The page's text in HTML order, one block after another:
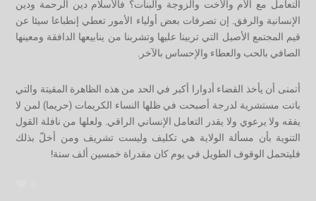
التعامل مع الأم والأخت والزوجة والبنات؟ فالأسلام دين الرحمة ودين
الإنسانية والرفق. إن تصرفات بعض أولياء الأمور تعطي إنطباعا سيئا عن
قيم المجتمع الأصيل التي تربينا عليها وتشربنا من ينابيعها الدافقة ومعينها
الصافي بالحب والعطاء والإحساس بالآخر.
أتمنى أن يأخذ القضاء أدوارا أكبر في الحد من هذه الظاهرة المقيتة والتي
باتت مستشرية لدرجة أصبحت في ظلها النساء الكريمات (حريما) لمن لا
يفقه ولا يرعوي ولا يقدر التعامل الإنساني الراقي. ولعلها من نافلة القول
التنوية بأن مسألة الولاية هي تكليف وليست تشريف ومن أخلّ بذلك
فليتحمل الوقوف الطويل في يوم كان مقدراة خمسين ألف سنة!